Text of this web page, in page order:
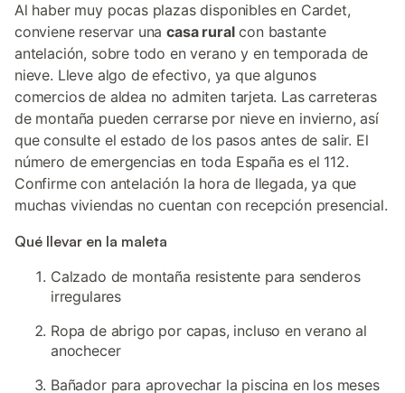
Al haber muy pocas plazas disponibles en Cardet,
conviene reservar unacasa ruralcon bastante
antelación, sobre todo en verano y en temporada de
nieve. Lleve algo de efectivo, ya que algunos
comercios de aldea no admiten tarjeta. Las carreteras
de montaña pueden cerrarse por nieve en invierno, así
que consulte el estado de los pasos antes de salir. El
número de emergencias en toda España es el 112.
Confirme con antelación la hora de llegada, ya que
muchas viviendas no cuentan con recepción presencial.
Qué llevar en la maleta
Calzado de montaña resistente para senderos
irregulares
Ropa de abrigo por capas, incluso en verano al
anochecer
Bañador para aprovechar la piscina en los meses